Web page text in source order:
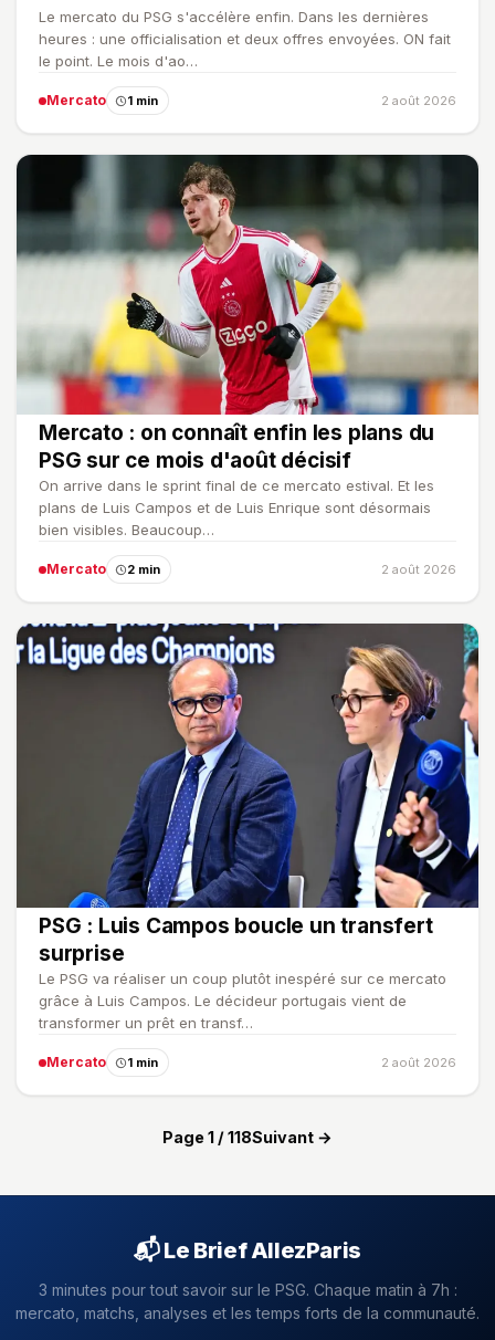
Le mercato du PSG s'accélère enfin. Dans les dernières
heures : une officialisation et deux offres envoyées. ON fait
le point. Le mois d'ao…
Mercato 1 min 2 août 2026
Mercato : on connaît enfin les plans du
PSG sur ce mois d'août décisif
On arrive dans le sprint final de ce mercato estival. Et les
plans de Luis Campos et de Luis Enrique sont désormais
bien visibles. Beaucoup…
Mercato 2 min 2 août 2026
PSG : Luis Campos boucle un transfert
surprise
Le PSG va réaliser un coup plutôt inespéré sur ce mercato
grâce à Luis Campos. Le décideur portugais vient de
transformer un prêt en transf…
Mercato 1 min 2 août 2026
Page 1 / 118Suivant →
📬 Le Brief AllezParis
3 minutes pour tout savoir sur le PSG. Chaque matin à 7h :
mercato, matchs, analyses et les temps forts de la communauté.